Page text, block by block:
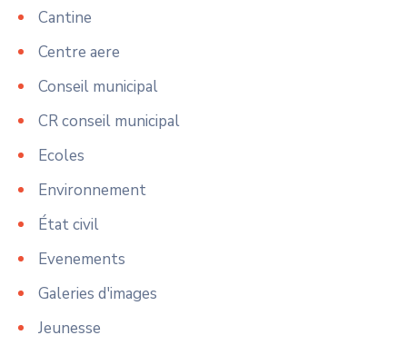
Cantine
Centre aere
Conseil municipal
CR conseil municipal
Ecoles
Environnement
État civil
Evenements
Galeries d'images
Jeunesse